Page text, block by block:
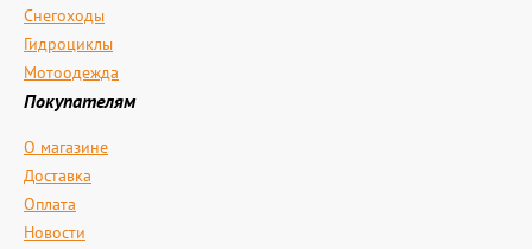
Снегоходы
Гидроциклы
Мотоодежда
Покупателям
О магазине
Доставка
Оплата
Новости